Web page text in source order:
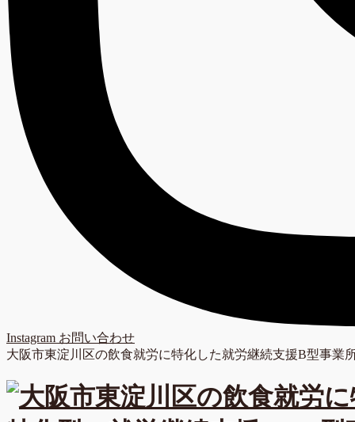
Instagram お問い合わせ
大阪市東淀川区の飲食就労に特化した就労継続支援B型事業